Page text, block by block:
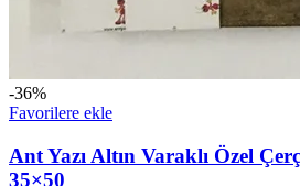
-36%
Favorilere ekle
Ant Yazı Altın Varaklı Özel
35×50